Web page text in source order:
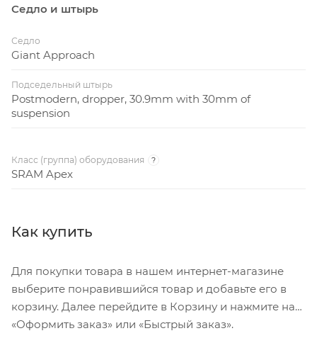
Седло и штырь
Седло
Giant Approach
Подседельный штырь
Postmodern, dropper, 30.9mm with 30mm of
suspension
Класс (группа) оборудования ?
SRAM Apex
Как купить
Для покупки товара в нашем интернет-магазине
выберите понравившийся товар и добавьте его в
корзину. Далее перейдите в Корзину и нажмите на
«Оформить заказ» или «Быстрый заказ».